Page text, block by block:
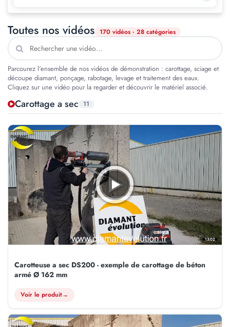
Toutes nos vidéos 170 vidéos · 28 catégories
Parcourez l'ensemble de nos vidéos de démonstration : carottage, sciage et
découpe diamant, ponçage, rabotage, levage et traitement des eaux.
Cliquez sur une vidéo pour la regarder et découvrir le matériel associé.
Carottage a sec 11
13:02
Carotteuse a sec DS200 - exemple de carottage de béton
armé Ø 162 mm
Voir le produit→